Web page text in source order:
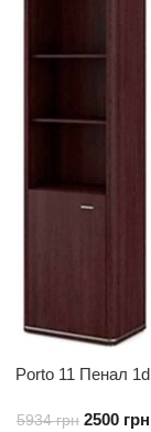
Porto 11 Пенал 1d
5934грн 2500 грн